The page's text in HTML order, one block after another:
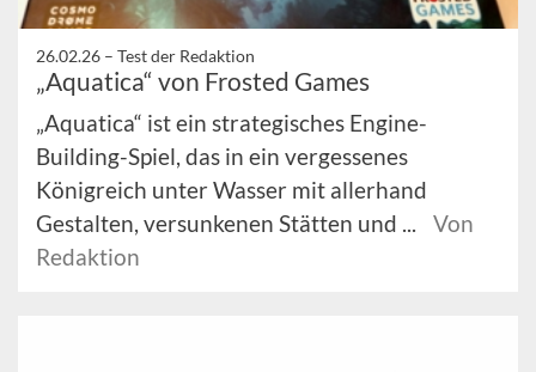
26.02.26 – Test der Redaktion
„Aquatica“ von Frosted Games
„Aquatica“ ist ein strategisches Engine-
Building-Spiel, das in ein vergessenes
Königreich unter Wasser mit allerhand
Gestalten, versunkenen Stätten und ...
Von
Redaktion